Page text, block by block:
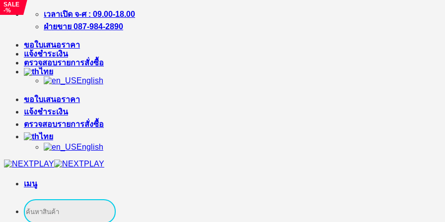
ข้าม
เนื้อหา
เวลาเปิด จ-ศ : 09.00-18.00
ฝ่ายขาย 087-984-2890
ขอใบเสนอราคา
แจ้งชำระเงิน
ตรวจสอบรายการสั่งซื้อ
ไทย
English
ขอใบเสนอราคา
แจ้งชำระเงิน
ตรวจสอบรายการสั่งซื้อ
ไทย
English
เมนู
ค้นหา:
SALE
-%